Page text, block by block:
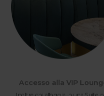
Accesso alla VIP
Inoltre chi alloggia in una Suite